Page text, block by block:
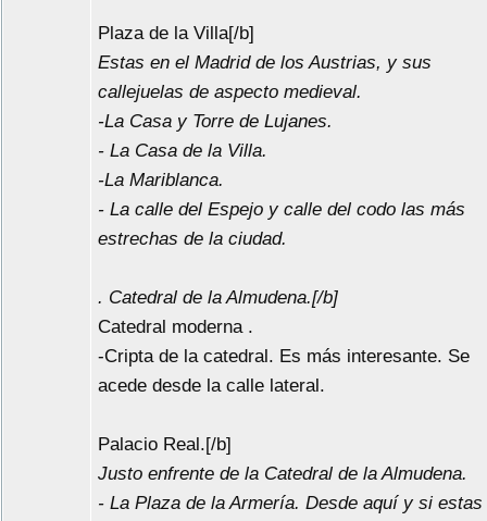
Plaza de la Villa[/b]
Estas en el Madrid de los Austrias, y sus
callejuelas de aspecto medieval.
-La Casa y Torre de Lujanes.
- La Casa de la Villa.
-La Mariblanca.
- La calle del Espejo y calle del codo las más
estrechas de la ciudad.
. Catedral de la Almudena.[/b]
Catedral moderna .
-Cripta de la catedral. Es más interesante. Se
acede desde la calle lateral.
Palacio Real.[/b]
Justo enfrente de la Catedral de la Almudena.
- La Plaza de la Armería. Desde aquí y si estas